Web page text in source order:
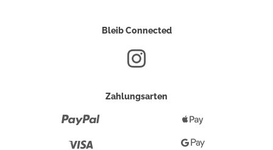
Bleib Connected
Zahlungsarten
Pay
Google